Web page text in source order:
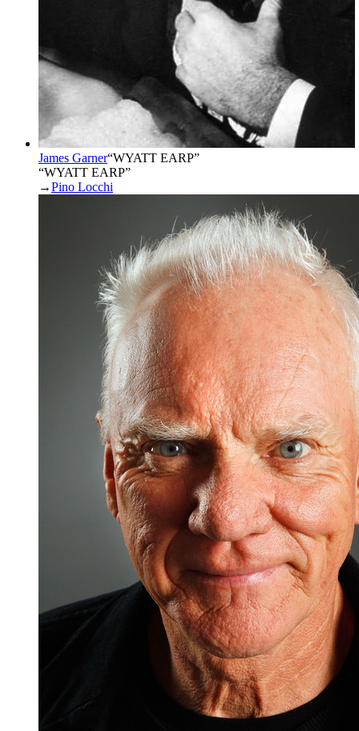
James Garner“WYATT EARP”
“WYATT EARP”
→Pino Locchi